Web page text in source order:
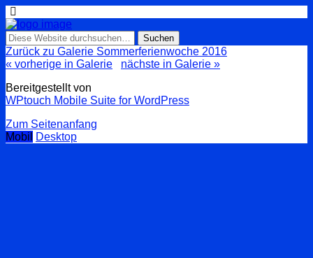
Zurück zu Galerie Sommerferienwoche 2016
« vorherige in Galerie
nächste in Galerie »
Bereitgestellt von
WPtouch Mobile Suite for WordPress
Zum Seitenanfang
Mobil
Desktop